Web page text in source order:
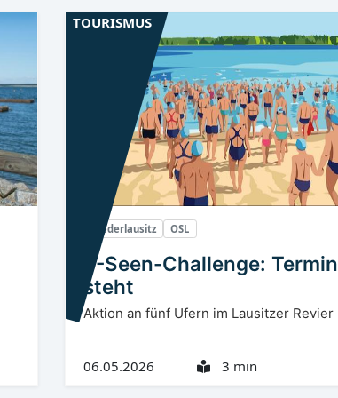
Niederlausitz OSL
5-Seen-Challenge: Termin
steht
Aktion an fünf Ufern im Lausitzer Revier
06.05.2026 3 min
TOURISMUS